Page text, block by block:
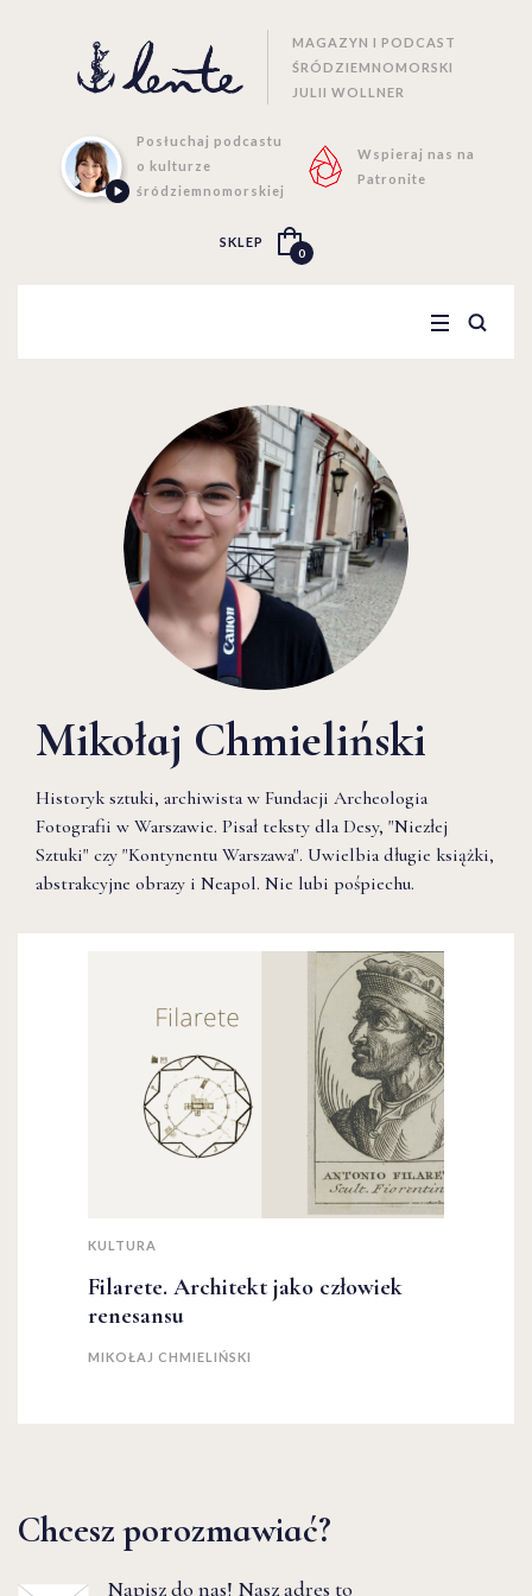
MAGAZYN I PODCAST
ŚRÓDZIEMNOMORSKI
JULII WOLLNER
Posłuchaj podcastu
o kulturze
śródziemnomorskiej
Wspieraj nas na
Patronite
SKLEP
0
Mikołaj Chmieliński
Historyk sztuki, archiwista w Fundacji Archeologia
Fotografii w Warszawie. Pisał teksty dla Desy, "Niezłej
Sztuki" czy "Kontynentu Warszawa". Uwielbia długie książki,
abstrakcyjne obrazy i Neapol. Nie lubi pośpiechu.
KULTURA
Filarete. Architekt jako człowiek
renesansu
MIKOŁAJ CHMIELIŃSKI
Chcesz porozmawiać?
Napisz do nas! Nasz adres to